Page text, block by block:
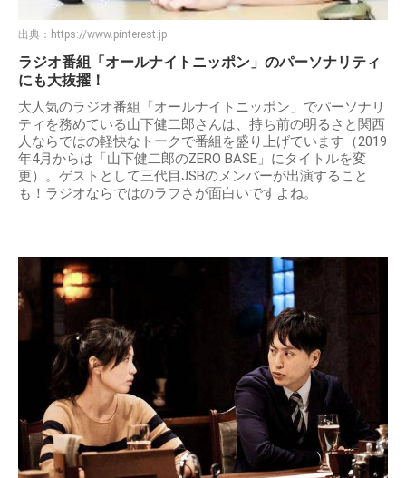
出典： https://www.pinterest.jp
ラジオ番組「オールナイトニッポン」のパーソナリティ
にも大抜擢！
大人気のラジオ番組「オールナイトニッポン」でパーソナリ
ティを務めている山下健二郎さんは、持ち前の明るさと関西
人ならではの軽快なトークで番組を盛り上げています（2019
年4月からは「山下健二郎のZERO BASE」にタイトルを変
更）。ゲストとして三代目JSBのメンバーが出演すること
も！ラジオならではのラフさが面白いですよね。